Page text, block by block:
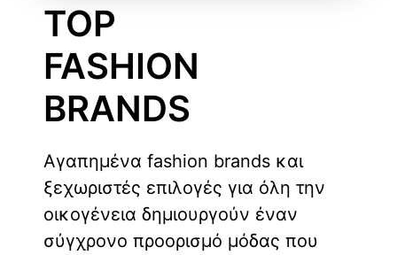
TOP
FASHION
BRANDS
Αγαπημένα fashion brands και
ξεχωριστές επιλογές για όλη την
οικογένεια δημιουργούν έναν
σύγχρονο προορισμό μόδας που